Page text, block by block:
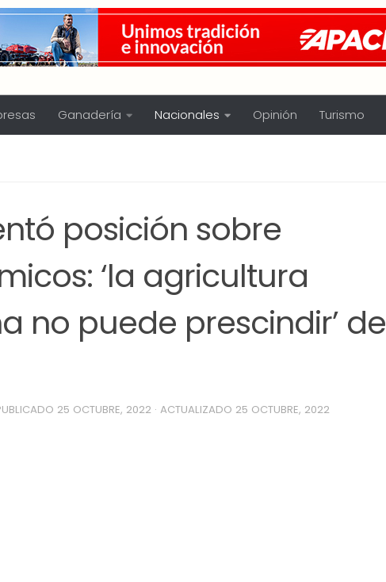
Ganadería Nacionales Opinión Turismo
posición sobre
‘la agricultura
no puede prescindir’ de
25 OCTUBRE, 2022 · ACTUALIZADO 25 OCTUBRE, 2022